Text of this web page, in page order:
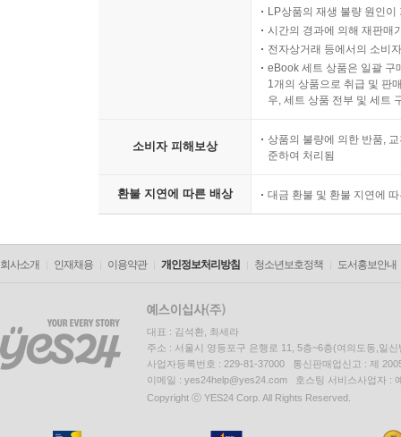
LP상품의 재생 불량 원인
시간의 경과에 의해 재판매
전자상거래 등에서의 소비
eBook 세트 상품은 일괄 구
1개의 상품으로 취급 및 판
우, 세트 상품 전부 및 세트
소비자 피해보상
상품의 불량에 의한 반품,
준하여 처리됨
환불 지연에 따른 배상 대금 환불 및 환불 지연에
회사소개 인재채용 이용약관 개인정보처리방침 청소년보호정책 도서홍보안내
대표 : 김석환, 최세라
주소 : 서울시 영등포구 은행로 11, 5층~6층(여의도동,일신
사업자등록번호 : 229-81-37000 통신판매업신고 : 제
이메일 : yes24help@yes24.com 호스팅 서비스사업자 :
Copyright ⓒ YES24 Corp. All Rights Reserved.